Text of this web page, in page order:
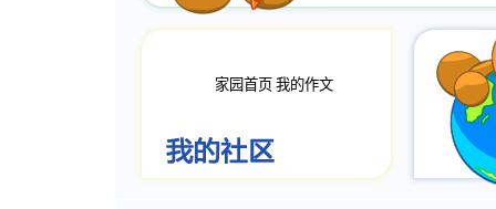
家园首页 我的作文